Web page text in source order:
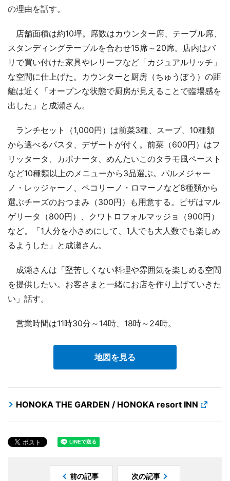
の理由を話す。
店舗面積は約10坪。席数はカウンター席、テーブル席、
スタンディングテーブルを合わせ15席～20席。店内はバ
リで買い付けた家具やレリーフなど「カジュアルリッチ」
な空間に仕上げた。カウンターと厨房（ちゅうぼう）の距
離は近く「オープンな状態で厨房が見えることで臨場感を
出した」と成瀬さん。
ランチセット（1,000円）は前菜3種、スープ、10種類
から選べるパスタ、デザートが付く。前菜（600円）はフ
リッタータ、カポナータ、めんたいこのタラモ風ペースト
など10種類以上のメニューから3品選ぶ。パルメジャー
ノ・レッジャーノ、ペコリーノ・ロマーノなど8種類から
選ぶチーズのおつまみ（300円）も用意する。ピザはマル
ゲリータ（800円）、クワトロフォルマッジョ（900円）
など。「1人分を小さめにして、1人でも大人数でも楽しめ
るようした」と成瀬さん。
成瀬さんは「堅苦しくない料理や雰囲気を楽しめる空間
を提供したい。お客さまと一緒にお店を作り上げていきた
い」話す。
営業時間は11時30分～14時、18時～24時。
地図を見る
HONOKA THE GARDEN / HONOKA resort INN
前の記事 次の記事